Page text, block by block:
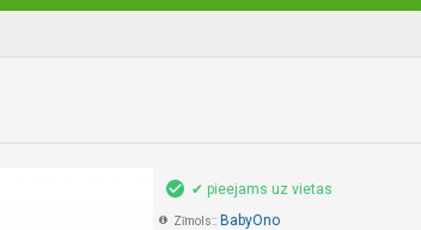
✔ pieejams uz vietas
Zīmols:: BabyOno